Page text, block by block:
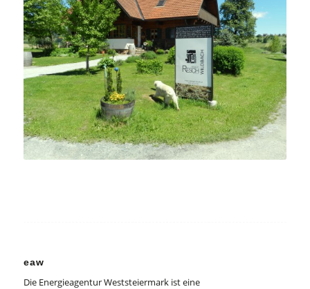
eaw
Die Energieagentur Weststeiermark ist eine